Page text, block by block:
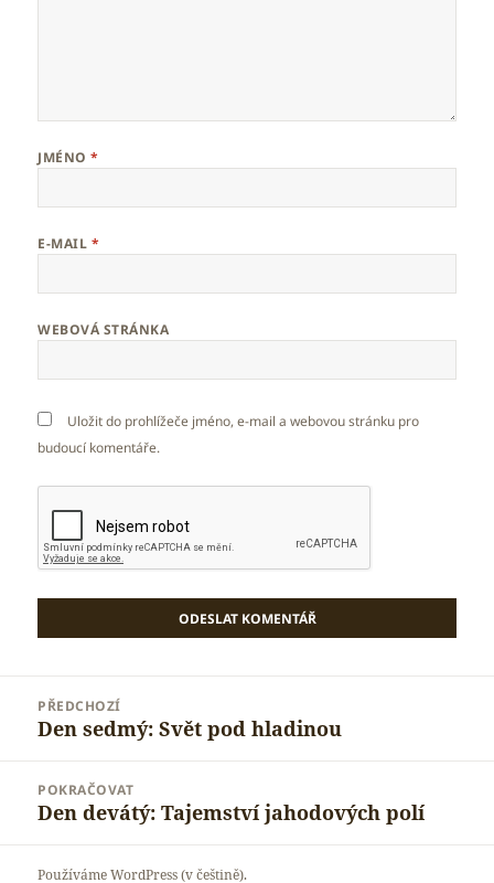
JMÉNO*
E-MAIL *
WEBOVÁ STRÁNKA
Uložit do prohlížeče jméno, e-mail a webovou stránku pro
budoucí komentáře.
příspěvek
PŘEDCHOZÍ
Předchozí
Den sedmý: Svět pod hladinou
POKRAČOVAT
Následující
příspěvek:
Den devátý: Tajemství jahodových polí
Používáme WordPress (v češtině).